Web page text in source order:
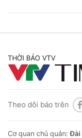
THỜI BÁO VTV
Theo dõi báo trên
Cơ quan chủ quản:Đài